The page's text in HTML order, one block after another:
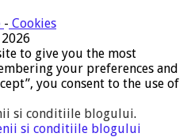
- Cookies
to give you the most
your preferences and
you consent to the use of
si conditiile blogului.
si conditiile blogului